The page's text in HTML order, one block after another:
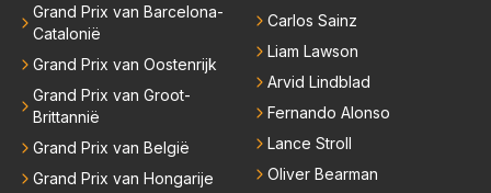
Grand Prix van Barcelona-
Catalonië
Grand Prix van Oostenrijk
Grand Prix van Groot-
Brittannië
Grand Prix van België
Grand Prix van Hongarije
Carlos Sainz
Liam Lawson
Arvid Lindblad
Fernando Alonso
Lance Stroll
Oliver Bearman